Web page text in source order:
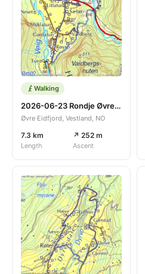
Walking
2026-06-23 Rondje Øvre Eidfjord gelopen
Øvre Eidfjord, Vestland, NO
7.3 km
Length
↗ 252 m
Ascent